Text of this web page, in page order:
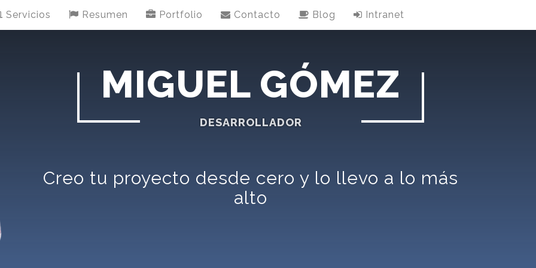
Servicios Resumen Portfolio Contacto Blog Intranet
MIGUEL GÓMEZ
FREELANCE
Creo tu proyecto desde cero y lo llevo a lo más
alto